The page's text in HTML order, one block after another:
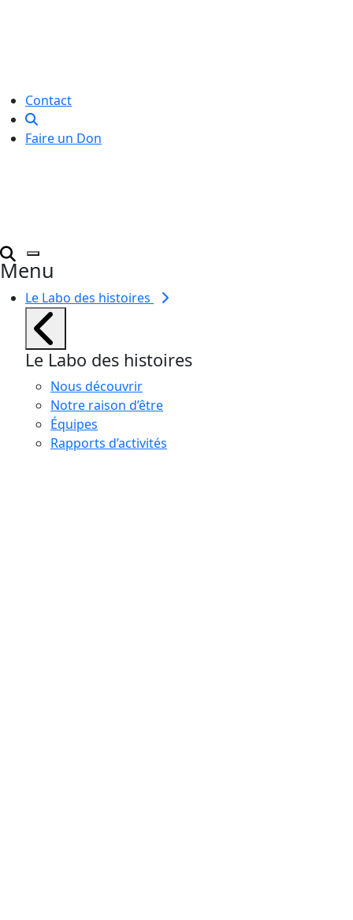
Contact
Faire un Don
Menu
Le Labo des histoires
Le Labo des histoires
Nous découvrir
Notre raison d’être
Équipes
Rapports d’activités